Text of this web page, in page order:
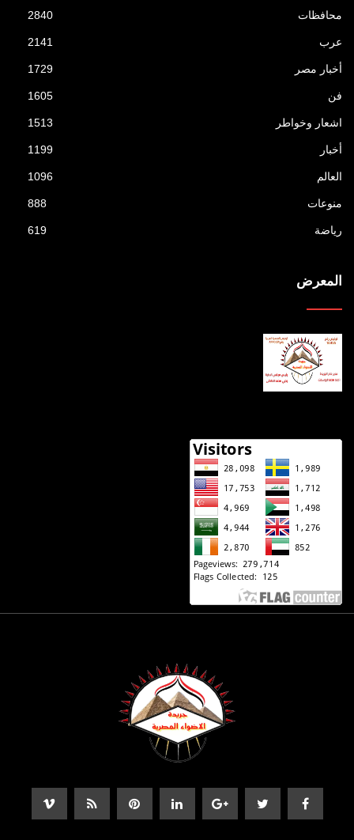
محافظات 2840
عرب 2141
أخبار مصر 1729
فن 1605
اشعار وخواطر 1513
أخبار 1199
العالم 1096
منوعات 888
رياضة 619
المعرض